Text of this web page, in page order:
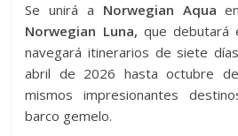
Se unirá a Norwegian Aqua
Norwegian Luna, que debutará
navegará itinerarios de siete
abril de 2026 hasta octubre
mismos impresionantes
barco gemelo.